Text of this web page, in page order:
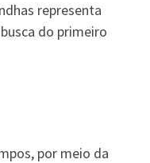
representa
do primeiro
por meio da